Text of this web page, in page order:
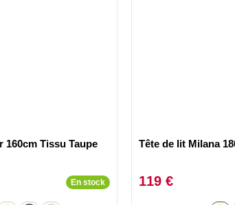
160cm Tissu Taupe
En stock
Tête de lit Milana
119 €